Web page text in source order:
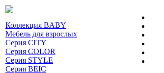
Коллекция BABY
Мебель для взрослых
Серия CITY
Серия COLOR
Серия STYLE
Серия BEIC